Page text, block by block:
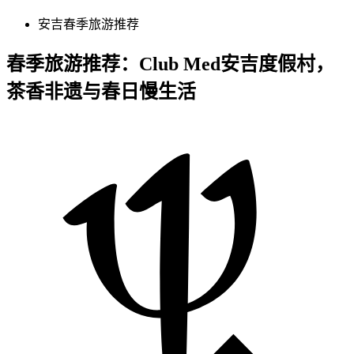
安吉春季旅游推荐
春季旅游推荐：Club Med安吉度假村，
茶香非遗与春日慢生活